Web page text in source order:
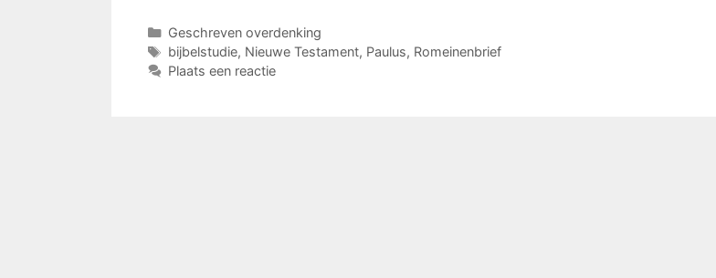
Categorieën
Geschreven overdenking
Tags
bijbelstudie, Nieuwe Testament, Paulus, Romeinenbrief
Plaats een reactie